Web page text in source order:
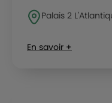
Palais 2
En savoir +